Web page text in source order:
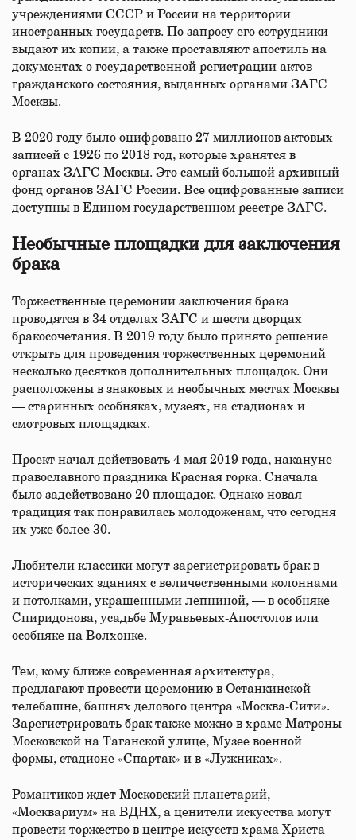
учреждениями СССР и России на территории
иностранных государств. По запросу его сотрудники
выдают их копии, а также проставляют апостиль на
документах о государственной регистрации актов
гражданского состояния, выданных органами ЗАГС
Москвы.
В 2020 году было оцифровано 27 миллионов актовых
записей с 1926 по 2018 год, которые хранятся в
органах ЗАГС Москвы. Это самый большой архивный
фонд органов ЗАГС России. Все оцифрованные записи
доступны в Едином государственном реестре ЗАГС.
Необычные площадки для заключения
брака
Торжественные церемонии заключения брака
проводятся в 34 отделах ЗАГС и шести дворцах
бракосочетания. В 2019 году было принято решение
открыть для проведения торжественных церемоний
несколько десятков дополнительных площадок. Они
расположены в знаковых и необычных местах Москвы
— старинных особняках, музеях, на стадионах и
смотровых площадках.
Проект начал действовать 4 мая 2019 года, накануне
православного праздника Красная горка. Сначала
было задействовано 20 площадок. Однако новая
традиция так понравилась молодоженам, что сегодня
их уже более 30.
Любители классики могут зарегистрировать брак в
исторических зданиях с величественными колоннами
и потолками, украшенными лепниной, — в особняке
Спиридонова, усадьбе Муравьевых-Апостолов или
особняке на Волхонке.
Тем, кому ближе современная архитектура,
предлагают провести церемонию в Останкинской
телебашне, башнях делового центра «Москва-Сити».
Зарегистрировать брак также можно в храме Матроны
Московской на Таганской улице, Музее военной
формы, стадионе «Спартак» и в «Лужниках».
Романтиков ждет Московский планетарий,
«Москвариум» на ВДНХ, а ценители искусства могут
провести торжество в центре искусств храма Христа